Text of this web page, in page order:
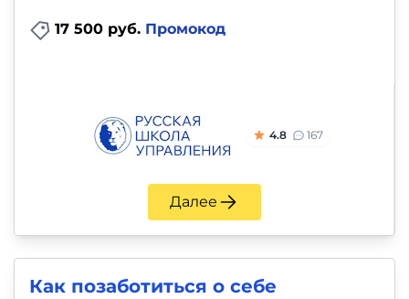
17 500 руб. Промокод
4.8 167
Далее
Как позаботиться о себе